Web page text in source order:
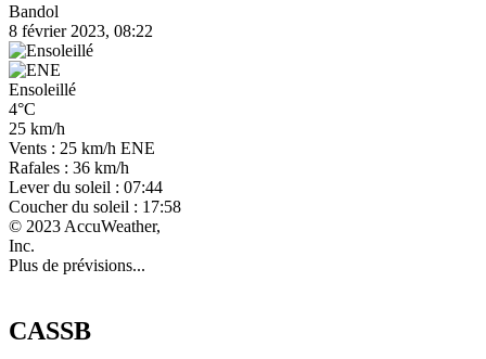
Bandol
8 février 2023, 08:22
Ensoleillé
4°C
25 km/h
Vents : 25 km/h ENE
Rafales : 36 km/h
Lever du soleil : 07:44
Coucher du soleil : 17:58
© 2023 AccuWeather,
Inc.
Plus de prévisions...
CASSB